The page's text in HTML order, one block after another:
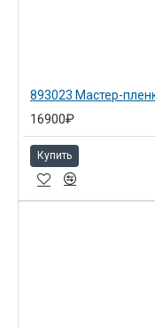
16900₽
Купить